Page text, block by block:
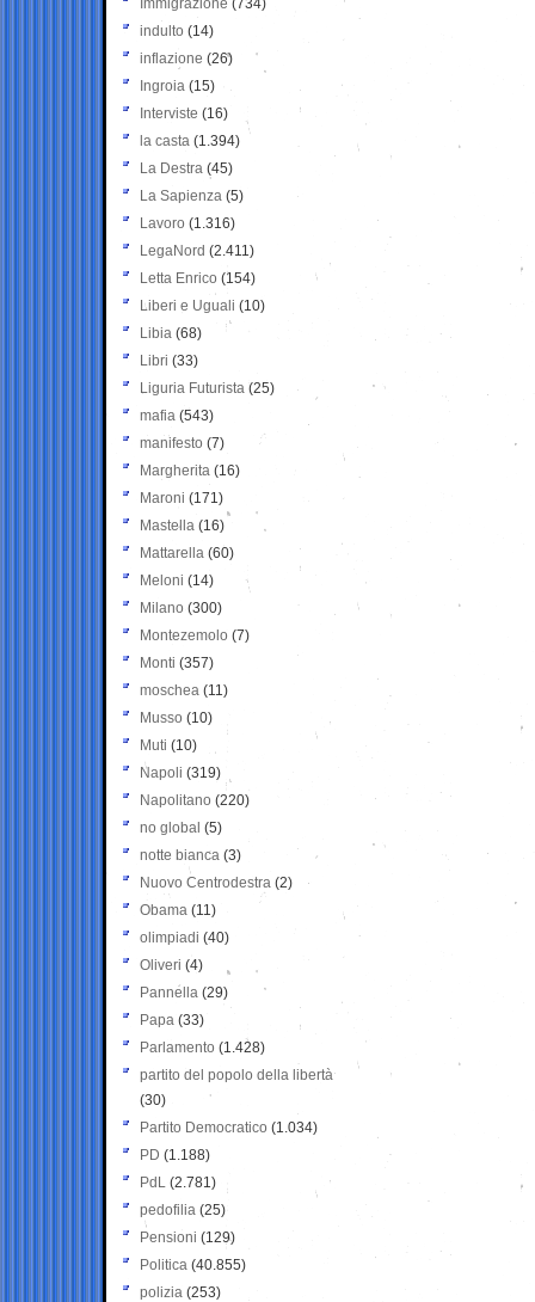
Immigrazione (734)
indulto (14)
inflazione (26)
Ingroia (15)
Interviste (16)
la casta (1.394)
La Destra (45)
La Sapienza (5)
Lavoro (1.316)
LegaNord (2.411)
Letta Enrico (154)
Liberi e Uguali (10)
Libia (68)
Libri (33)
Liguria Futurista (25)
mafia (543)
manifesto (7)
Margherita (16)
Maroni (171)
Mastella (16)
Mattarella (60)
Meloni (14)
Milano (300)
Montezemolo (7)
Monti (357)
moschea (11)
Musso (10)
Muti (10)
Napoli (319)
Napolitano (220)
no global (5)
notte bianca (3)
Nuovo Centrodestra (2)
Obama (11)
olimpiadi (40)
Oliveri (4)
Pannella (29)
Papa (33)
Parlamento (1.428)
partito del popolo della libertà
(30)
Partito Democratico (1.034)
PD (1.188)
PdL (2.781)
pedofilia (25)
Pensioni (129)
Politica (40.855)
polizia (253)